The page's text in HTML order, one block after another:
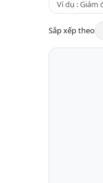
Sắp xếp theo